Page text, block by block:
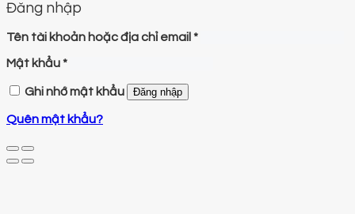
Đăng nhập
Tên tài khoản hoặc địa chỉ email *
Mật khẩu*
Ghi nhớ mật khẩu Đăng nhập
Quên mật khẩu?